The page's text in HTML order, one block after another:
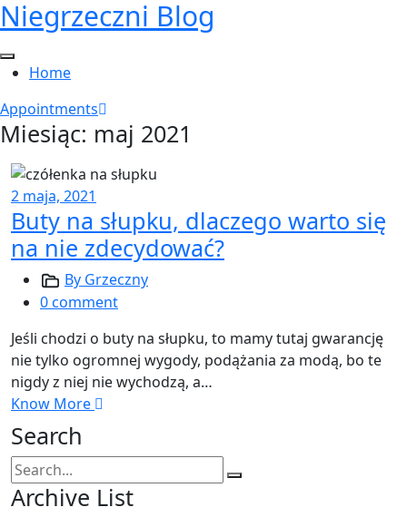
Skip
to
content
Niegrzeczni Blog
Home
Appointments
Miesiąc: maj 2021
2 maja, 2021
Buty na słupku, dlaczego warto się
na nie zdecydować?
By Grzeczny
0 comment
Jeśli chodzi o buty na słupku, to mamy tutaj gwarancję
nie tylko ogromnej wygody, podążania za modą, bo te
nigdy z niej nie wychodzą, a…
Know More
Search
Search
for:
Archive List